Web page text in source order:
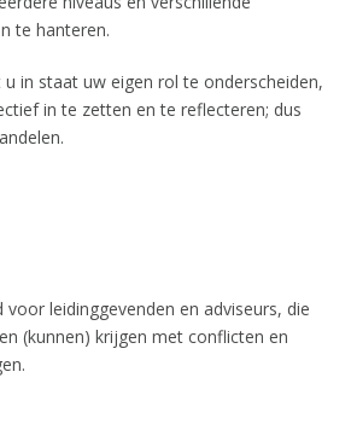
te hanteren.
in staat uw eigen rol te onderscheiden,
in te zetten en te reflecteren; dus
voor leidinggevenden en adviseurs, die
(kunnen) krijgen met conflicten en